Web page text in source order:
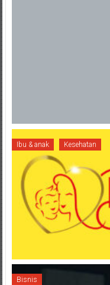
Ibu & anak Kesehatan
Bisnis